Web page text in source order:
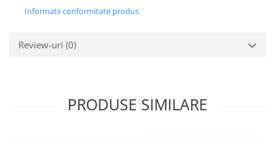
Informatii conformitate produs
Review-uri (0)
PRODUSE SIMILARE